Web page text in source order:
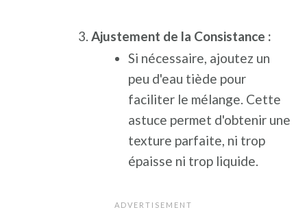
Ajustement de la Consistance :
Si nécessaire, ajoutez un
peu d'eau tiède pour
faciliter le mélange. Cette
astuce permet d'obtenir une
texture parfaite, ni trop
épaisse ni trop liquide.